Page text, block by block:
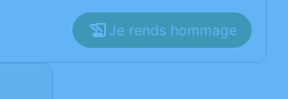
Je rends hommage